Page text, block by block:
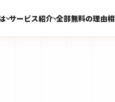
サービス紹介 全部無料の理由